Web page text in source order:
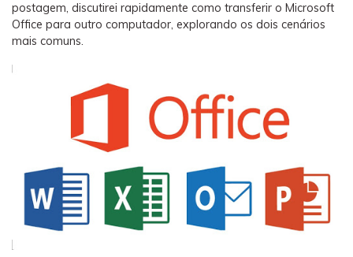
Fazer backup de até 18 tipos de dados e dados do
WhatsApp para o computador. E restaurar
backups facilmente.
Recuperar visulização única de WhatsApp
Recupere todas as mídias de visulização única do
WhatsApp — fotos, vídeos e mensagens de voz.
App
Mutsapper
postagem, discutirei rapidamente como transferir o Microsoft
Office para outro computador, explorando os dois cenários
mais comuns.